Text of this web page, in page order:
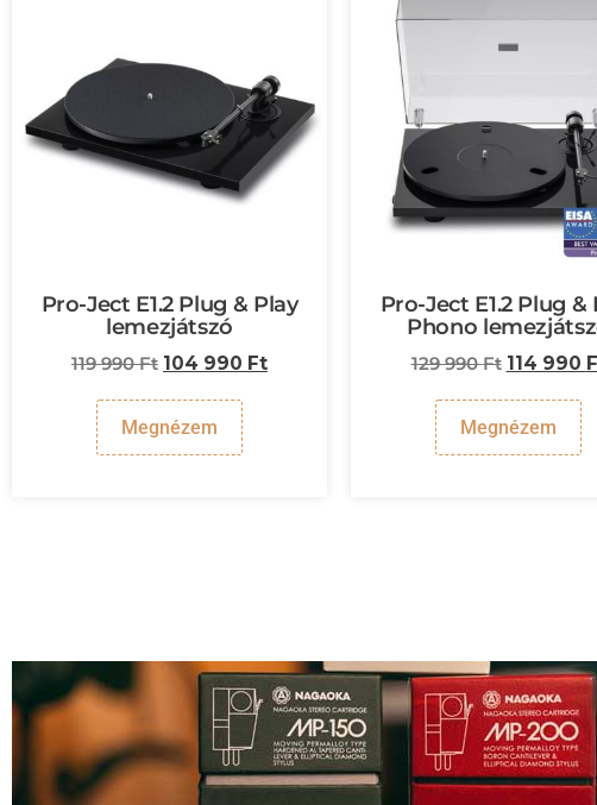
Pro-Ject E1.2 Plug & Play
lemezjátszó
119 990Ft 104 990 Ft
Megnézem
Pro-Ject E1.2 Plug &
Phono
129 990Ft 114 990
Megnézem